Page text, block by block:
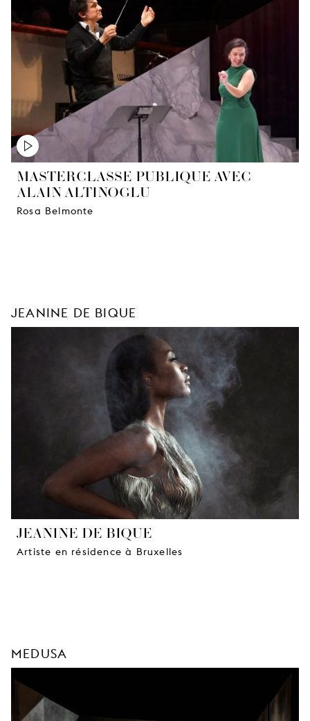
MASTERCLASSE PUBLIQUE AVEC
ALAIN ALTINOGLU
Rosa Belmonte
JEANINE DE BIQUE
JEANINE DE BIQUE
Artiste en résidence à Bruxelles
MEDUSA